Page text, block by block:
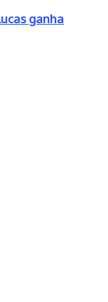
ganha